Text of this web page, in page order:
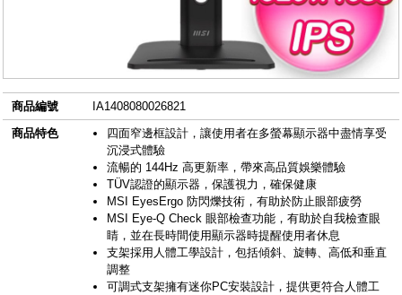
商品編號
IA1408080026821
商品特色
四面窄邊框設計，讓使用者在多螢幕顯示器中盡情享受
沉浸式體驗
流暢的 144Hz 高更新率，帶來高品質娛樂體驗
TÜV認證的顯示器，保護視力，確保健康
MSI EyesErgo 防閃爍技術，有助於防止眼部疲勞
MSI Eye-Q Check 眼部檢查功能，有助於自我檢查眼
睛，並在長時間使用顯示器時提醒使用者休息
支架採用人體工學設計，包括傾斜、旋轉、高低和垂直
調整
可調式支架擁有迷你PC安裝設計，提供更符合人體工